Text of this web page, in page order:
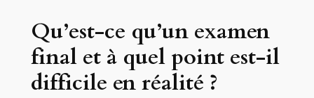
Qu’est-ce qu’un examen
final et à quel point est-il
difficile en réalité ?